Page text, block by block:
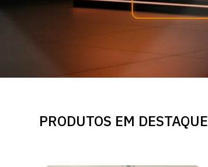
PRODUTOS EM DESTAQUE